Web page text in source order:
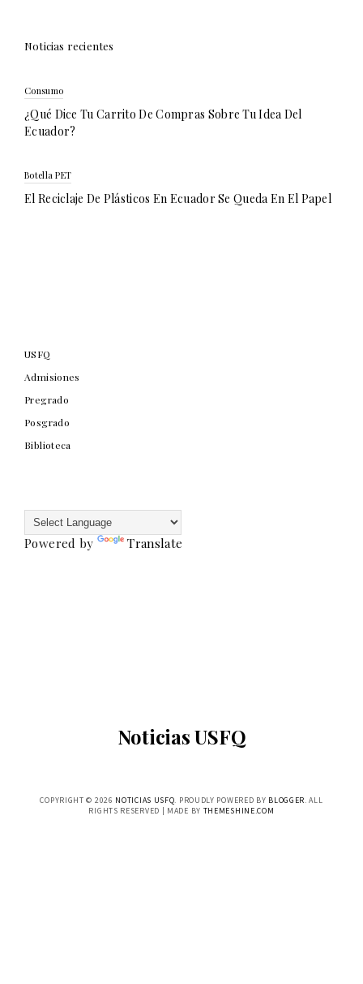
Noticias recientes
Consumo
¿Qué Dice Tu Carrito De Compras Sobre Tu Idea Del
Ecuador?
Botella PET
El Reciclaje De Plásticos En Ecuador Se Queda En El Papel
USFQ
Admisiones
Pregrado
Posgrado
Biblioteca
Powered by Translate
Noticias USFQ
COPYRIGHT © 2026 NOTICIAS USFQ. PROUDLY POWERED BY BLOGGER. ALL
RIGHTS RESERVED | MADE BY THEMESHINE.COM